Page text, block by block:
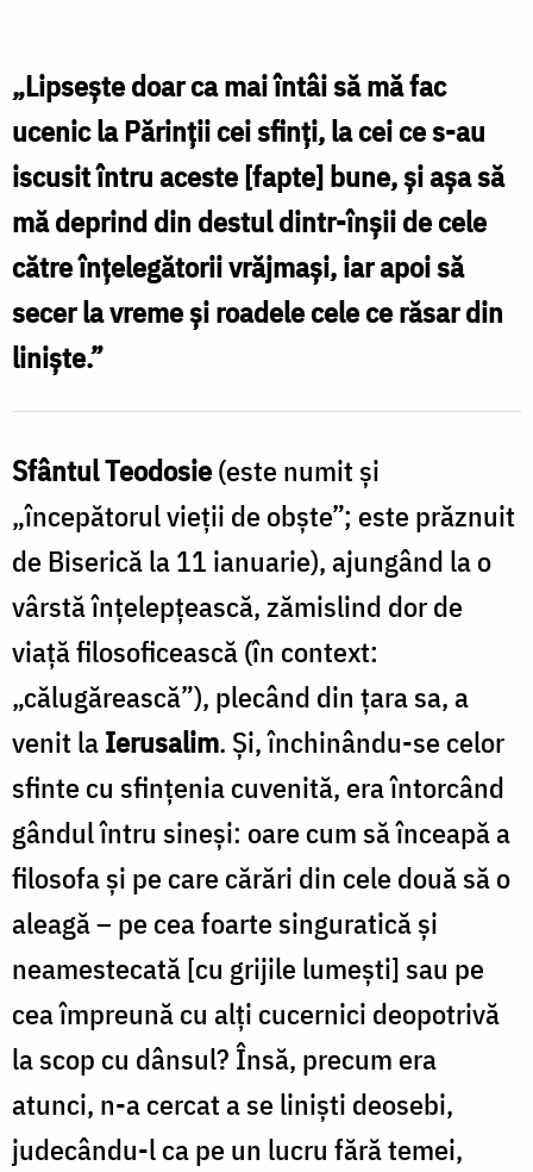
Sfântului
Teodosie
/
Foto:
Ștefan
Cojocariu
„Lipsește doar ca mai întâi să mă fac
ucenic la Părinții cei sfinți, la cei ce s-au
iscusit întru aceste [fapte] bune, și așa să
mă deprind din destul dintr-înșii de cele
către înțelegăto­rii vrăjmași, iar apoi să
secer la vreme și roadele cele ce răsar din
liniște.”
Sfântul Teodosie(este numit și
„începătorul vieții de obște”; este prăznuit
de Biserică la 11 ianuarie), ajungând la o
vârstă înțelepțească, zămislind dor de
viață filosoficească (în context:
„călugărească”), plecând din țara sa, a
venit laIerusalim. Și, închinându-se celor
sfinte cu sfințenia cuvenită, era întorcând
gândul întru sineși: oare cum să înceapă a
filosofa și pe care cărări din cele două să o
aleagă – pe cea foarte singuratică și
neamestecată [cu grijile lumești] sau pe
cea împreună cu alți cucernici deopotrivă
la scop cu dânsul? Însă, precum era
atunci, n-a cercat a se liniști de­osebi,
judecându-l ca pe un lucru fără temei,